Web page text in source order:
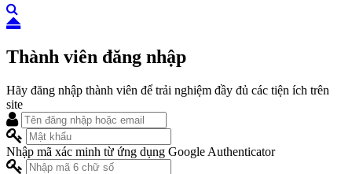
Thành viên đăng nhập
Hãy đăng nhập thành viên để trải nghiệm đầy đủ các tiện ích trên
site
Nhập mã xác minh từ ứng dụng Google Authenticator